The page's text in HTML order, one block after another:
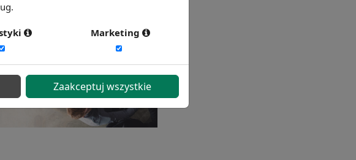
Marketing
Zaakceptuj wszystkie